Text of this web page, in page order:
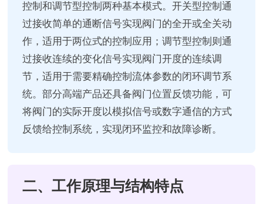
控制和调节型控制两种基本模式。开关型控制通
过接收简单的通断信号实现阀门的全开或全关动
作，适用于两位式的控制应用；调节型控制则通
过接收连续的变化信号实现阀门开度的连续调
节，适用于需要精确控制流体参数的闭环调节系
统。部分高端产品还具备阀门位置反馈功能，可
将阀门的实际开度以模拟信号或数字通信的方式
反馈给控制系统，实现闭环监控和故障诊断。
二、工作原理与结构特点